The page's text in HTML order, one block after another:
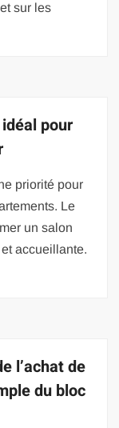
sur les
pour
priorité pour
Le
un salon
accueillante.
l’achat de
du bloc